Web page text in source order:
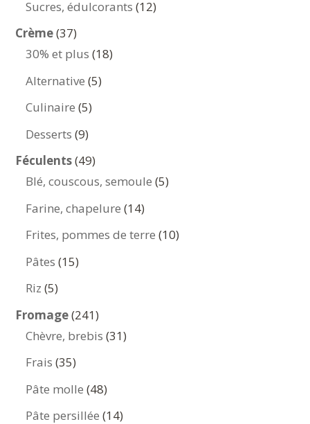
Sucres, édulcorants 1212
Crème 3737
produits
30% et plus 1818
Alternative 55
Culinaire 55
Desserts 99
produits
Féculents 4949
produits
Blé, couscous, semoule 55
Farine, chapelure 1414
produits
Frites, pommes de terre 1010
Pâtes 1515
Riz 55
produits
Fromage 241241
produits
Chèvre, brebis 3131
Frais 3535
produits
Pâte molle 4848
produits
Pâte persillée 1414